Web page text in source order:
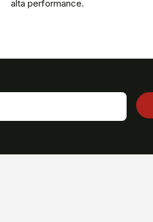
alta performance.